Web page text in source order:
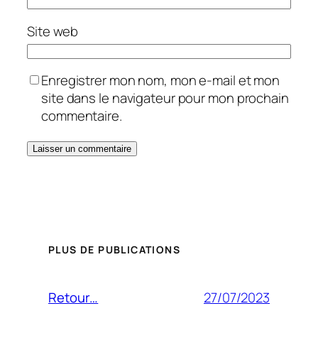
Site web
Enregistrer mon nom, mon e-mail et mon
site dans le navigateur pour mon prochain
commentaire.
PLUS DE PUBLICATIONS
Retour… 27/07/2023